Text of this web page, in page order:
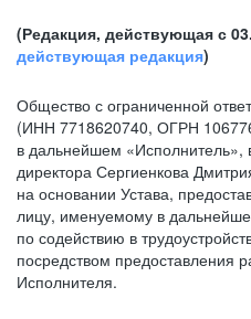
(Редакция, действующая с
действующая редакция)
Общество с ограниченной
(ИНН 7718620740, ОГРН
в дальнейшем «Исполнитель»,
директора Сергиенкова
на основании Устава,
лицу, именуемому в
по содействию в
посредством предоставления
Исполнителя.